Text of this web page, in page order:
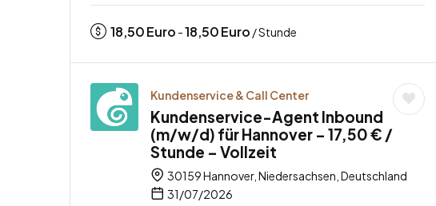
18,50Euro -18,50Euro / Stunde
Kundenservice & Call Center
Kundenservice-Agent Inbound
(m/w/d) für Hannover – 17,50 € /
Stunde – Vollzeit
30159 Hannover, Niedersachsen, Deutschland
31/07/2026